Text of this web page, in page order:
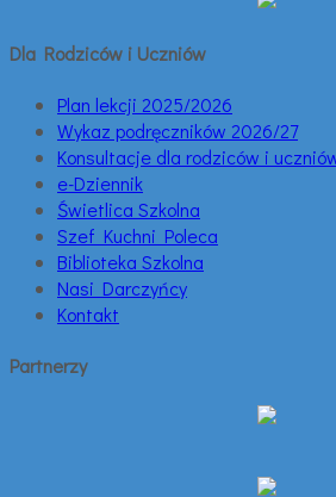
Dla Rodziców i Uczniów
Plan lekcji 2025/2026
Wykaz podręczników 2026/27
Konsultacje dla rodziców i
e-Dziennik
Świetlica Szkolna
Szef Kuchni Poleca
Biblioteka Szkolna
Nasi Darczyńcy
Kontakt
Partnerzy